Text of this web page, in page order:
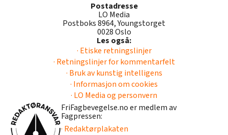
Postadresse
LO Media
Postboks 8964, Youngstorget
0028 Oslo
Les også:
· Etiske retningslinjer
· Retningslinjer for kommentarfelt
· Bruk av kunstig intelligens
· Informasjon om cookies
· LO Media og personvern
FriFagbevegelse.no er medlem av
Fagpressen:
· Redaktørplakaten